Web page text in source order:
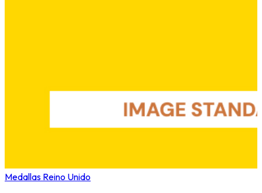
Medallas Reino Unido